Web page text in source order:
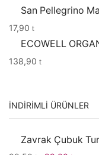
San Pellegrino
17,90
138,90
İNDIRIMLI ÜRÜNLER